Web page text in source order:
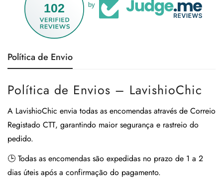
102 by
Política de Envio
Política de Envios – LavishioChic
A LavishioChic envia todas as encomendas através de Correio
Registado CTT, garantindo maior segurança e rastreio do
pedido.
🕒 Todas as encomendas são expedidas no prazo de 1 a 2
dias úteis após a confirmação do pagamento.